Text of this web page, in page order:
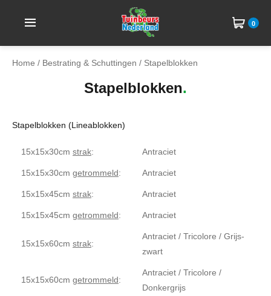
0
Home / Bestrating & Schuttingen / Stapelblokken
Stapelblokken
Stapelblokken (Lineablokken)
15x15x30cm strak: Antraciet
15x15x30cm getrommeld: Antraciet
15x15x45cm strak: Antraciet
15x15x45cm getrommeld: Antraciet
15x15x60cm strak:
Antraciet / Tricolore / Grijs-
zwart
15x15x60cm getrommeld:
Antraciet / Tricolore /
Donkergrijs